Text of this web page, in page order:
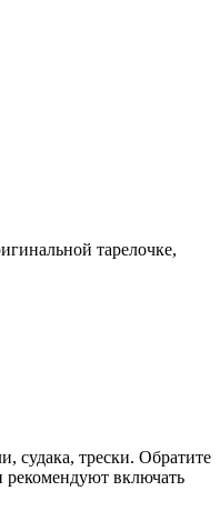
тарелочке,
судака, трески. Обратите
рекомендуют включать